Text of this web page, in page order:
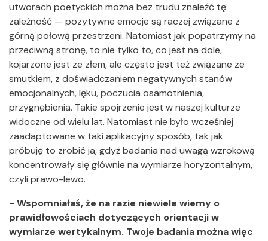
utworach poetyckich można bez trudu znaleźć tę
zależność — pozytywne emocje są raczej związane z
górną połową przestrzeni. Natomiast jak popatrzymy na
przeciwną stronę, to nie tylko to, co jest na dole,
kojarzone jest ze złem, ale często jest też związane ze
smutkiem, z doświadczaniem negatywnych stanów
emocjonalnych, lęku, poczucia osamotnienia,
przygnębienia. Takie spojrzenie jest w naszej kulturze
widoczne od wielu lat. Natomiast nie było wcześniej
zaadaptowane w taki aplikacyjny sposób, tak jak
próbuję to zrobić ja, gdyż badania nad uwagą wzrokową
koncentrowały się głównie na wymiarze horyzontalnym,
czyli prawo-lewo.
- Wspomniałaś, że na razie niewiele wiemy o
prawidłowościach dotyczących orientacji w
wymiarze wertykalnym. Twoje badania można więc